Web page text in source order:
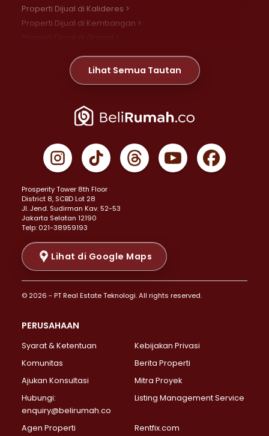
Properti Dijual di Kalideres >
Properti Dijual di Kembangan >
Properti Dijual di Meruya >
Properti Dijual di Jelambar >
Properti Dijual di Jakarta Pusat >
Properti Dijual di Gambir >
Properti Dijual di Johar Baru >
Properti Dijual di Menteng >
Properti Dijual di Senen >
Properti Dijual di Tanah Abang >
Properti Dijual di Cikini >
Properti Dijual di Kramat >
Properti Dijual di Pasar Baru >
Properti Dijual di Bendungan Hilir >
Properti Dijual di Jakarta Selatan >
Properti Dijual di Lebak Bulus >
Properti Dijual di Gandaria Selatan >
Properti Dijual di Pondok Labu >
Properti Dijual di Lenteng Agung >
Properti Dijual di Senayan >
Properti Dijual di Pondok Pinang >
Lihat Semua Tautan
Prosperity Tower 8th Floor
District 8, SCBD Lot 28
JI. Jend. Sudirman Kav. 52-53
Jakarta Selatan 12190
Telp: 021-38959193
Lihat di Google Maps
© 2026 - PT Real Estate Teknologi. All rights reserved.
PERUSAHAAN
Syarat & Ketentuan
Kebijakan Privasi
Komunitas
Berita Properti
Ajukan Konsultasi
Mitra Proyek
Hubungi:
enquiry@belirumah.co
Listing Management Service
Agen Properti Rentfix.com